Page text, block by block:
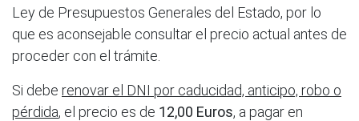
Ley de Presupuestos Generales del Estado, por lo
que es aconsejable consultar el precio actual antes de
proceder con el trámite.
Si debe renovar el DNI por caducidad, anticipo, robo o
pérdida, el precio es de 12,00 Euros, a pagar en